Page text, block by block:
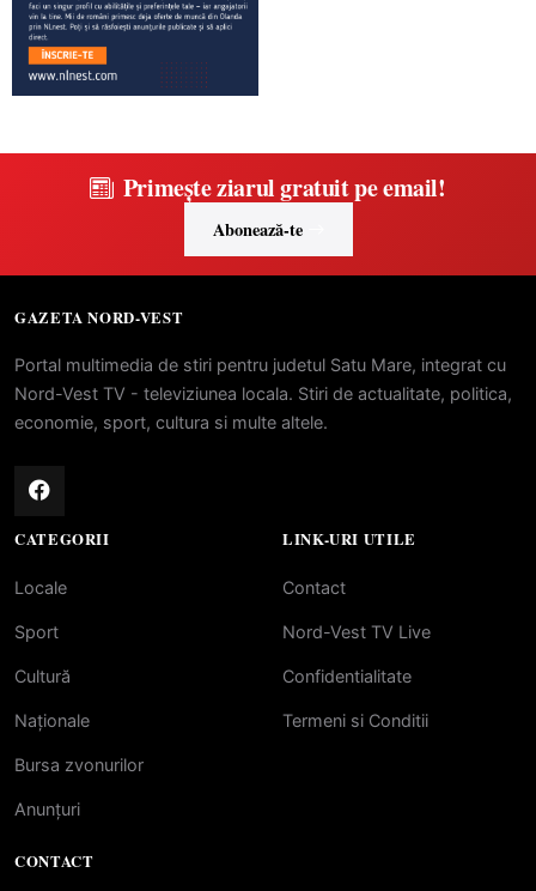
Primește ziarul gratuit pe email!
Abonează-te
GAZETA NORD-VEST
Portal multimedia de stiri pentru judetul Satu Mare, integrat cu
Nord-Vest TV - televiziunea locala. Stiri de actualitate, politica,
economie, sport, cultura si multe altele.
CATEGORII
Locale
Sport
Cultură
Naționale
Bursa zvonurilor
Anunțuri
LINK-URI UTILE
Contact
Nord-Vest TV Live
Confidentialitate
Termeni si Conditii
CONTACT